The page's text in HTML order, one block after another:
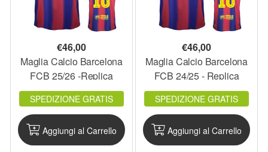
€46,00
Maglia Calcio Barcelona
FCB 25/26 -Replica
Bambino - BA0226RB
SPEDIZIONE GRATIS
Aggiungi al Carrello
€46,00
Maglia Calcio Barcelona
FCB 24/25 - Replica
Adulto - BA0226R
SPEDIZIONE GRATIS
Aggiungi al Carrello